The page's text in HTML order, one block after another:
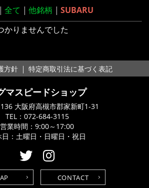
| 全て | 他銘柄 | SUBARU
かりませんでした
方針 ｜ 特定商取引法に基づく表記
マスピードショップ
大阪府高槻市郡家新町1-31
TEL： 072-684-3115
営業時間：9:00～17:00
日：土曜日・日曜日・祝日
CONTACT